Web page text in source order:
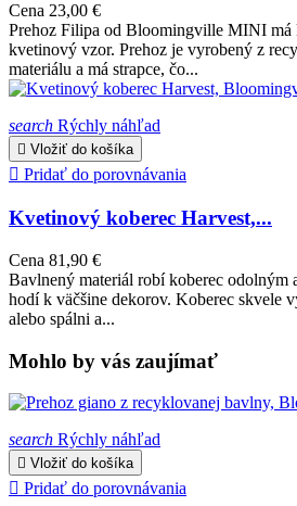
Cena 23,00 €
Prehoz Filipa od Bloomingville MINI má
kvetinový vzor. Prehoz je vyrobený z
materiálu a má strapce, čo...
search Rýchly náhľad
 Vložiť do košíka
 Pridať do porovnávania
Kvetinový koberec Harvest,...
Cena 81,90 €
Bavlnený materiál robí koberec odolným
hodí k väčšine dekorov. Koberec skvele
alebo spálni a...
Mohlo by vás zaujímať
search Rýchly náhľad
 Vložiť do košíka
 Pridať do porovnávania